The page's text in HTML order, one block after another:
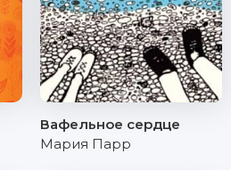
Вафельное сердце
Мария Парр